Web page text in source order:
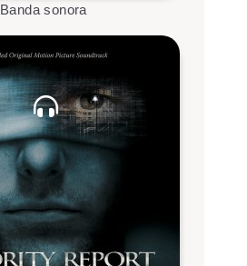
Banda sonora